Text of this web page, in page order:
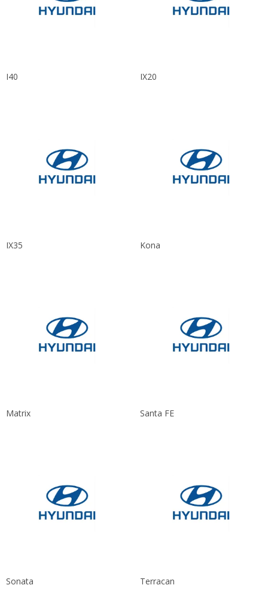
I40 IX20
IX35 Kona
Matrix Santa FE
Sonata Terracan